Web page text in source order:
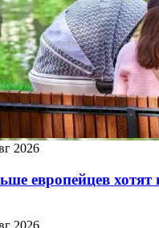
2026
европейцев хотят
2026